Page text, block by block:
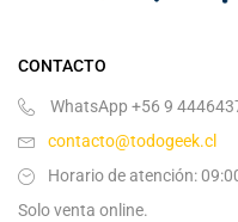
CONTACTO
WhatsApp +56 9
contacto@todogeek.cl
Horario de atención:
Solo venta online.